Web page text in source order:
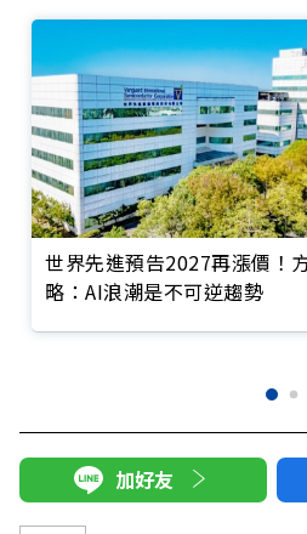
世界先進預告2027再漲價！
略：AI浪潮是不可逆趨勢
加好友